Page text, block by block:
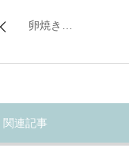
卵焼き…
関連記事